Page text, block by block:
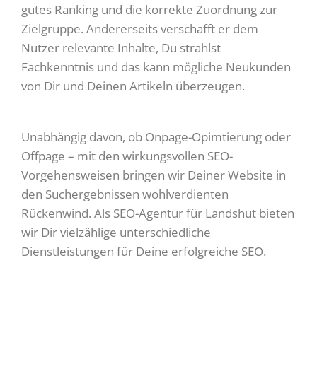
gutes Ranking und die korrekte Zuordnung zur
Zielgruppe. Andererseits verschafft er dem
Nutzer relevante Inhalte, Du strahlst
Fachkenntnis und das kann mögliche Neukunden
von Dir und Deinen Artikeln überzeugen.
Unabhängig davon, ob Onpage-Opimtierung oder
Offpage – mit den wirkungsvollen SEO-
Vorgehensweisen bringen wir Deiner Website in
den Suchergebnissen wohlverdienten
Rückenwind. Als SEO-Agentur für Landshut bieten
wir Dir vielzählige unterschiedliche
Dienstleistungen für Deine erfolgreiche SEO.